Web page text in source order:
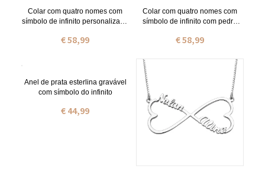
Colar com quatro nomes com
símbolo de infinito personalizado
€ 58,99
Colar com quatro nomes com
símbolo de infinito com pedra
€ 58,99
Anel de prata esterlina gravável
com símbolo do infinito
€ 44,99